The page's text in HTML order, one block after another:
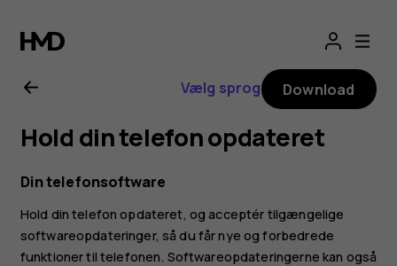
Brugervejledning
til
Nokia
G21
Vælg sprog Download
Hold din telefon opdateret
Din telefonsoftware
Hold din telefon opdateret, og acceptér tilgængelige
softwareopdateringer, så du får nye og forbedrede
funktioner til telefonen. Softwareopdateringerne kan også